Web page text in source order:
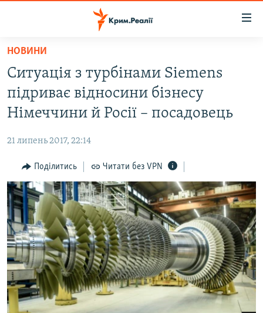
Перейти
основного
матеріалу
Перейти
до
основної
Перейти
до
пошуку
ВОДА.КРИМ
ВІДЕО ТА ФОТО
БЛОГИ
ПОГЛЯД
ІНТЕРВ'Ю
ВСЕ ЗА ДЕНЬ
СПЕЦПРОЕКТИ
ДЕПОРТАЦІЯ
ВІДЕОУРОКИ «ELIFBE»
СВІДЧЕННЯ ОКУПАЦІЇ
ЯК ОБІЙТИ БЛОКУВАННЯ
Русский
Qırımtatar
НОВИНИ
Ситуація з турбінами Siemens
підриває відносини бізнесу
Німеччини й Росії – посадовець
21 липень 2017, 22:14
Поділитись Читати без VPN